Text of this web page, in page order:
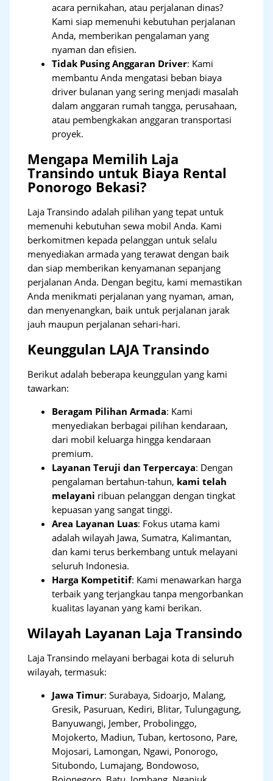
acara pernikahan, atau perjalanan dinas?
Kami siap memenuhi kebutuhan perjalanan
Anda, memberikan pengalaman yang
nyaman dan efisien.
Tidak Pusing Anggaran Driver: Kami
membantu Anda mengatasi beban biaya
driver bulanan yang sering menjadi masalah
dalam anggaran rumah tangga, perusahaan,
atau pembengkakan anggaran transportasi
proyek.
Mengapa Memilih Laja
Transindo untuk Biaya Rental
Ponorogo Bekasi?
Laja Transindo adalah pilihan yang tepat untuk
memenuhi kebutuhan sewa mobil Anda. Kami
berkomitmen kepada pelanggan untuk selalu
menyediakan armada yang terawat dengan baik
dan siap memberikan kenyamanan sepanjang
perjalanan Anda. Dengan begitu, kami memastikan
Anda menikmati perjalanan yang nyaman, aman,
dan menyenangkan, baik untuk perjalanan jarak
jauh maupun perjalanan sehari-hari.
Keunggulan LAJA Transindo
Berikut adalah beberapa keunggulan yang kami
tawarkan:
Beragam Pilihan Armada: Kami
menyediakan berbagai pilihan kendaraan,
dari mobil keluarga hingga kendaraan
premium.
Layanan Teruji dan Terpercaya: Dengan
pengalaman bertahun-tahun, kami telah
melayani ribuan pelanggan dengan tingkat
kepuasan yang sangat tinggi.
Area Layanan Luas: Fokus utama kami
adalah wilayah Jawa, Sumatra, Kalimantan,
dan kami terus berkembang untuk melayani
seluruh Indonesia.
Harga Kompetitif: Kami menawarkan harga
terbaik yang terjangkau tanpa mengorbankan
kualitas layanan yang kami berikan.
Wilayah Layanan Laja Transindo
Laja Transindo melayani berbagai kota di seluruh
wilayah, termasuk:
Jawa Timur:Surabaya, Sidoarjo, Malang,
Gresik, Pasuruan, Kediri, Blitar, Tulungagung,
Banyuwangi, Jember, Probolinggo,
Mojokerto, Madiun, Tuban, kertosono, Pare,
Mojosari, Lamongan, Ngawi, Ponorogo,
Situbondo, Lumajang, Bondowoso,